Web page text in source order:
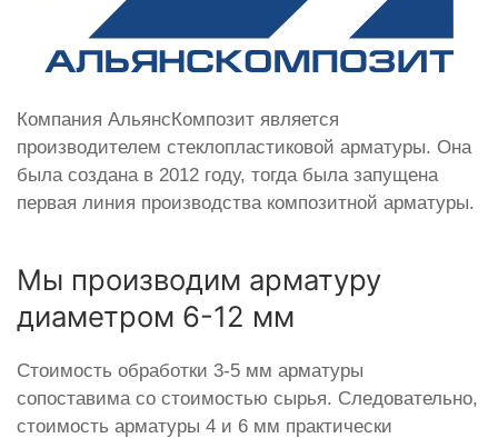
Компания АльянсКомпозит является
производителем стеклопластиковой арматуры. Она
была создана в 2012 году, тогда была запущена
первая линия производства композитной арматуры.
Мы производим арматуру
диаметром 6-12 мм
Стоимость обработки 3-5 мм арматуры
сопоставима со стоимостью сырья. Следовательно,
стоимость арматуры 4 и 6 мм практически